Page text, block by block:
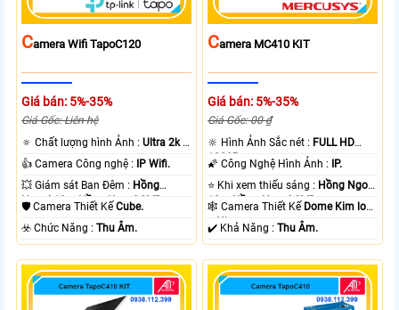
CAmera Wifi TapoC120
Giá bán: 5%-35%
Giá Gốc: Liên hệ
🔅 Chất lượng hình Ảnh :Ultra 2k +
.
👍 Camera Công nghệ :
IP Wifi.
💥 Giám sát Ban Đêm : Hồng
Ngoại 10m Hồng Ngoại SMD.
🛡 Camera Thiết KếCube.
️☣️ Chức Năng :Thu Âm.
CAmera MC410 KIT
Giá bán: 5%-35%
Giá Gốc: 00 ₫
🔆 Hình Ảnh Sắc nét : FULL HD
1080P .
🌠 Công Nghệ Hình Ảnh :
IP.
⭐ Khi xem thiếu sáng : Hồng Ngoại
10m Hồng Ngoại SMD.
🕸️ Camera Thiết Kế Dome Kim loại
+ Nhựa.
️✔️ Khả Năng :Thu Âm.